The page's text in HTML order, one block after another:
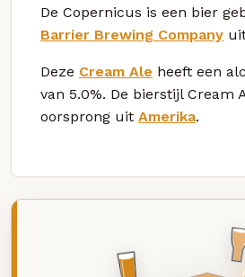
De Copernicus is een bier
Barrier Brewing Company
Deze Cream Ale heeft een
van 5.0%. De bierstijl Cream
oorsprong uit Amerika.